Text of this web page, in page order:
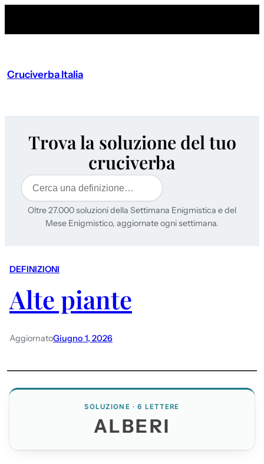
Cruciverba Italia
Trova la soluzione del tuo
cruciverba
Cerca
Oltre 27.000 soluzioni della Settimana Enigmistica e del
Mese Enigmistico, aggiornate ogni settimana.
DEFINIZIONI
Alte piante
AggiornatoGiugno 1, 2026
SOLUZIONE · 6 LETTERE
ALBERI